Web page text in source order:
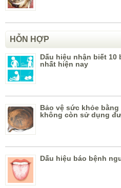
HỖN HỢP
Dấu hiệu nhận biết 10
nhất hiện nay
Bảo vệ sức khỏe
không còn sử dụng
Dấu hiệu báo bệnh